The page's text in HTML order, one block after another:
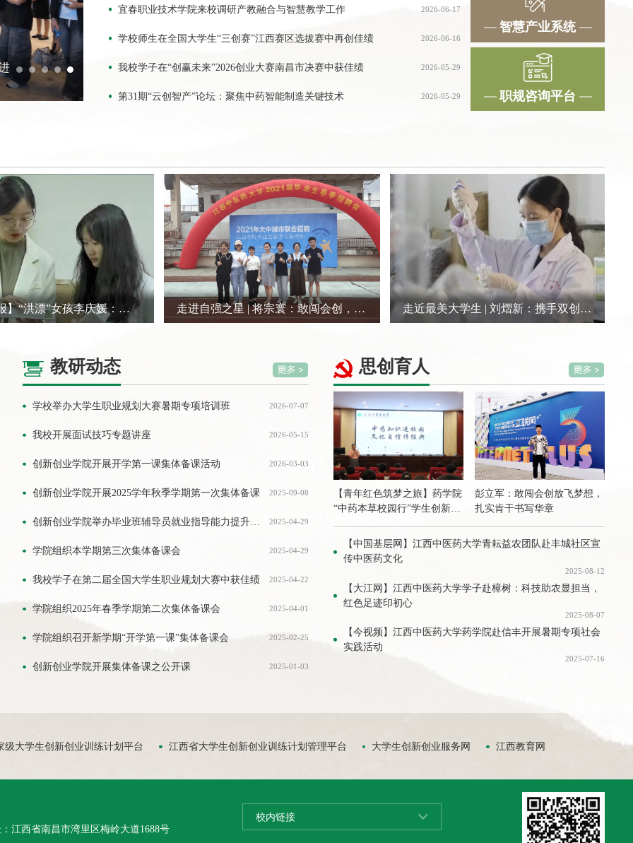
宜春职业技术学院来校调研产教融合与智慧教学工作
2026-06-17
宜春职业技术学院来校调研产教融合与智慧教学工作
2026-06-16
学校师生在全国大学生“三创赛”江西赛区选拔赛中再创佳绩
2026-05-29
我校学子在“创赢未来”2026创业大赛南昌市决赛中获佳绩
2026-05-29
第31期“云创智产”论坛：聚焦中药智能制造关键技术
智慧产业系统
职规咨询平台
【南昌日报】“洪漂”女孩李庆媛：以现代科技赋予中医药新活力 走进自强之星 | 将宗寰：敢闯会创，踔厉奋进当自强 走近最美大学生 | 刘熠新：携手双创 奔赴鸿鹄志
教研动态
2026-07-07
学校举办大学生职业规划大赛暑期专项培训班
2026-05-15
我校开展面试技巧专题讲座
2026-03-03
创新创业学院开展开学第一课集体备课活动
2025-09-08
创新创业学院开展2025学年秋季学期第一次集体备课
2025-04-29
创新创业学院举办毕业班辅导员就业指导能力提升培训会
2025-04-29
学院组织本学期第三次集体备课会
2025-04-22
我校学子在第二届全国大学生职业规划大赛中获佳绩
2025-04-01
学院组织2025年春季学期第二次集体备课会
2025-02-25
学院组织召开新学期“开学第一课”集体备课会
2025-01-03
创新创业学院开展集体备课之公开课
思创育人
【青年红色筑梦之旅】药学院
“中药本草校园行”学生创新创
调研活动
彭立军：敢闯会创放飞梦想，
扎实肯干书写华章
2025-08-12
【中国基层网】江西中医药大学青耘益农团队赴丰城社区宣
传中医药文化
2025-08-07
【大江网】江西中医药大学学子赴樟树：科技助农显担当，
红色足迹印初心
2025-07-16
【今视频】江西中医药大学药学院赴信丰开展暑期专项社会
实践活动
级大学生创新创业训练计划平台 江西省大学生创新创业训练计划管理平台 大学生创新创业服务网 江西教育网
江西省南昌市湾里区梅岭大道1688号
校内链接